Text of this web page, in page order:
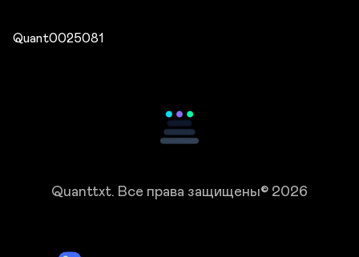
Quant0025081
Quanttxt. Все права защищены© 2026